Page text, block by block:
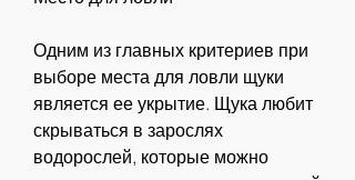
Одним из главных критериев при
выборе места для ловли щуки
является ее укрытие. Щука любит
скрываться в зарослях
водорослей, которые можно